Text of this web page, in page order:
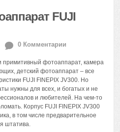
FUJI
0 Комментарии
примитивный фотоаппарат, камера
детский фотоаппарат – все
FUJI FINEPIX JV300. Но
нужны для всех, и богатых и не
и любителей. На чем-то
Корпус FUJI FINEPIX JV300
в том числе предварительное
штатива.